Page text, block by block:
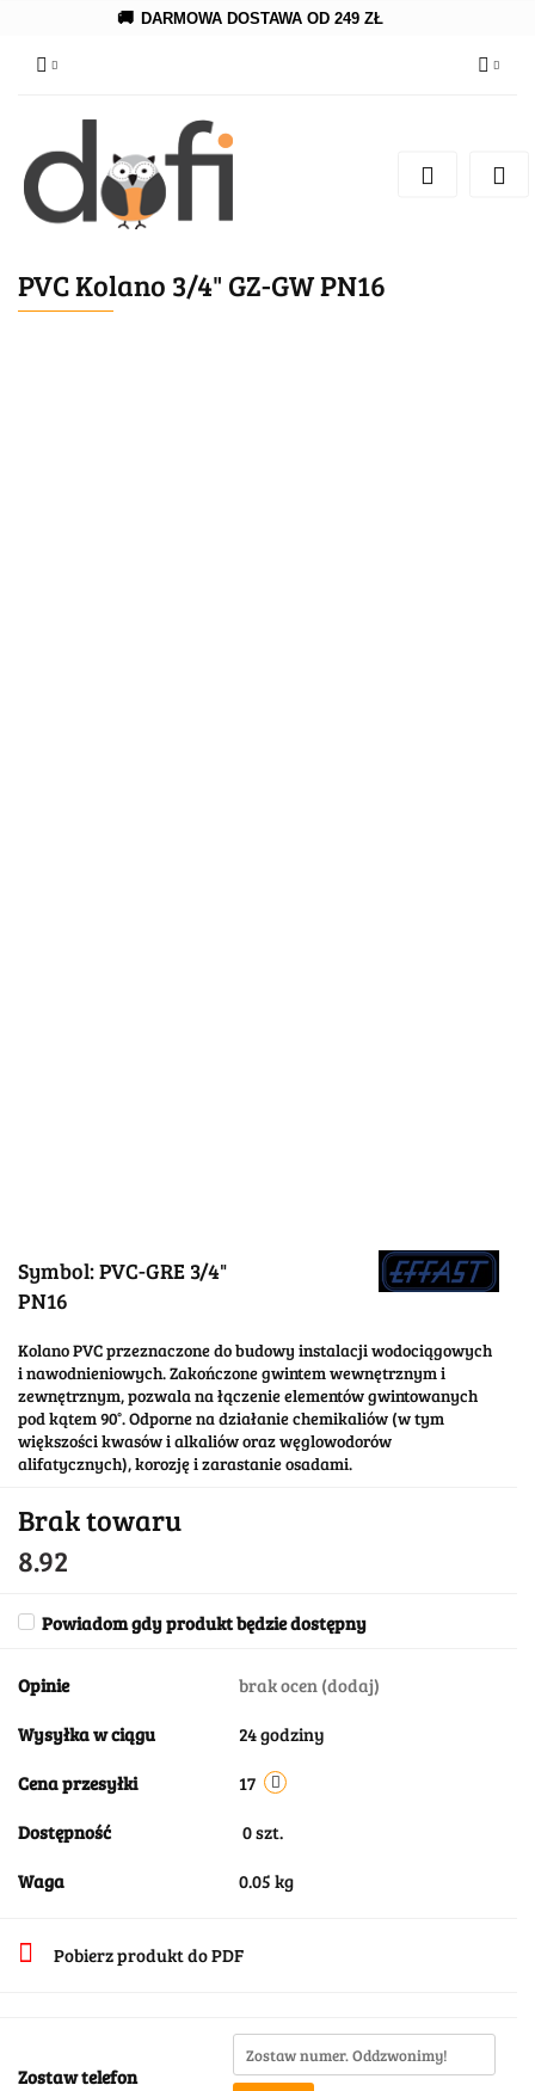
🚚 DARMOWA DOSTAWA OD 249 ZŁ
Zarejestruj się
PVC Kolano 3/4" GZ-GW PN16
Symbol:PVC-GRE 3/4"
PN16
Kolano PVC przeznaczone do budowy instalacji wodociągowych
i nawodnieniowych. Zakończone gwintem wewnętrznym i
zewnętrznym, pozwala na łączenie elementów gwintowanych
pod kątem 90°. Odporne na działanie chemikaliów (w tym
większości kwasów i alkaliów oraz węglowodorów
alifatycznych), korozję i zarastanie osadami.
Brak towaru
8.92
Powiadom gdy produkt będzie dostępny
Opinie brak ocen (dodaj)
Wysyłka w ciągu 24 godziny
Cena przesyłki 17
Dostępność 0szt.
Waga 0.05 kg
Pobierz produkt do PDF
Zostaw telefon